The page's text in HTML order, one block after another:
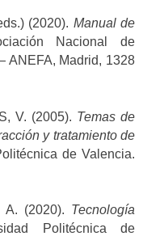
(2020). Manual de
Nacional de
ANEFA, Madrid, 1328
V. (2005). Temas de
y tratamiento de
de Valencia.
A. (2020). Tecnología
Politécnica de